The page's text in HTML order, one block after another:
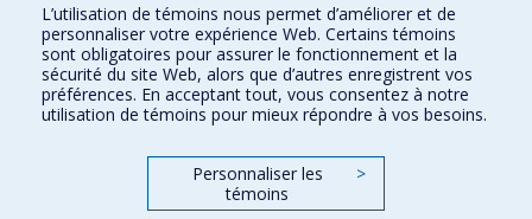
Gabarits et image de marque
Agenda FMV & calendrier académique
La Faculté de médecine vétérinaire de l'Université de Montréal détient
l'agrément completde l'AVMAet est membre de l'AAVMC.
L’utilisation de témoins nous permet d’améliorer et de
personnaliser votre expérience Web. Certains témoins
sont obligatoires pour assurer le fonctionnement et la
sécurité du site Web, alors que d’autres enregistrent vos
préférences. En acceptant tout, vous consentez à notre
utilisation de témoins pour mieux répondre à vos besoins.
Personnaliser les
témoins
>